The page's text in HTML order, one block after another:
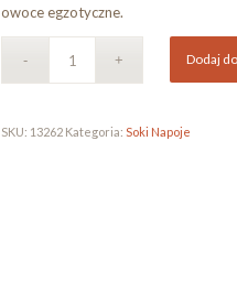
owoce egzotyczne.
Dodaj
SKU: 13262 Kategoria:Soki Napoje